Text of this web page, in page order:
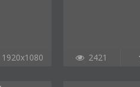
1920x1080 2421